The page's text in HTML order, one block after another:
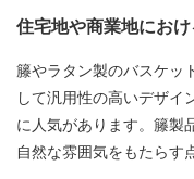
住宅地や商業地におけ
籐やラタン製のバスケッ
して汎用性の高いデザイ
に人気があります。籐製
自然な雰囲気をもたらす